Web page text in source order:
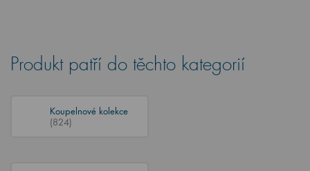
Produkt patří do těchto kategorií
Koupelnové kolekce
(824)